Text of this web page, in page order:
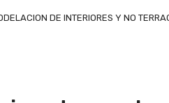
DE INTERIORES Y NO